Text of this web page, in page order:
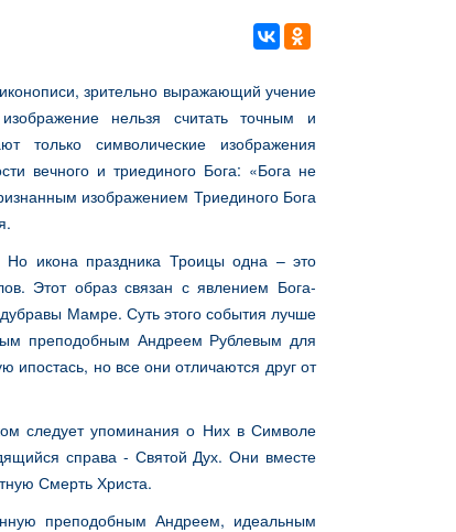
зрительно выражающий учение
нельзя считать точным и
только символические изображения
вечного и триединого Бога: «Бога не
изображением Триединого Бога
икона праздника Троицы одна – это
Этот образ связан с явлением Бога-
Мамре. Суть этого события лучше
преподобным Андреем Рублевым для
ипостась, но все они отличаются друг от
следует упоминания о Них в Символе
справа - Святой Дух. Они вместе
Смерть Христа.
преподобным Андреем, идеальным